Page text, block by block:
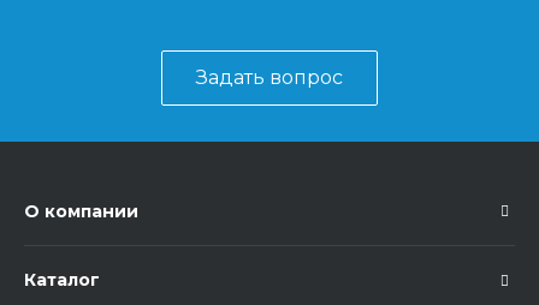
Задать вопрос
О компании
Каталог